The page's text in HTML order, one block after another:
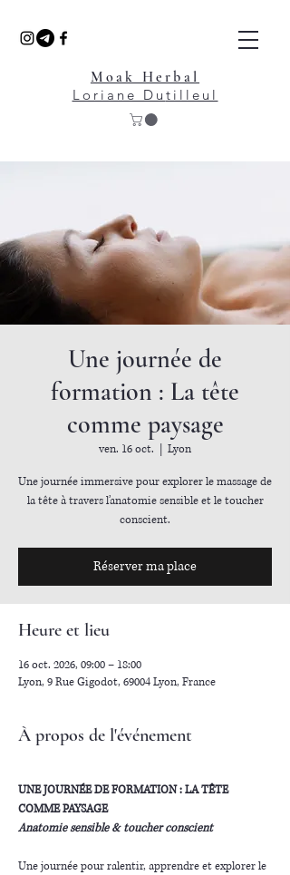
Moak Herbal
Loriane Dutilleul
Une journée de
formation : La tête
comme paysage
ven. 16 oct. Lyon
Une journée immersive pour explorer le massage de
la tête à travers l’anatomie sensible et le toucher
conscient.
Réserver ma place
Heure et lieu
16 oct. 2026, 09:00 – 18:00
Lyon, 9 Rue Gigodot, 69004 Lyon, France
À propos de l'événement
UNE JOURNÉE DE FORMATION : LA TÊTE
COMME PAYSAGE
Anatomie sensible & toucher conscient
Une journée pour ralentir, apprendre et explorer le